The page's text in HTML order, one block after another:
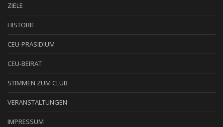
ZIELE
HISTORIE
CEU-PRÄSIDIUM
CEU-BEIRAT
STIMMEN ZUM CLUB
VERANSTALTUNGEN
IMPRESSUM